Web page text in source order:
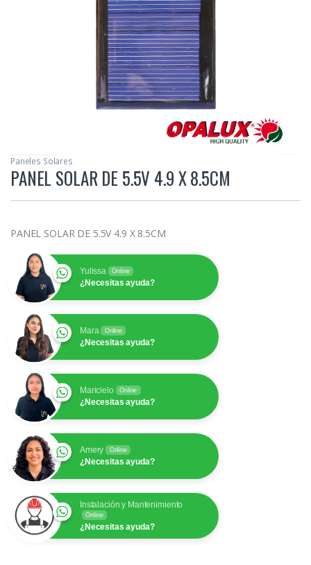
Paneles Solares
PANEL SOLAR DE 5.5V 4.9 X 8.5CM
PANEL SOLAR DE 5.5V 4.9 X 8.5CM
Yulissa Online
¿Necesitas ayuda?
Mara Online
¿Necesitas ayuda?
Maricielo Online
¿Necesitas ayuda?
Amery Online
¿Necesitas ayuda?
Instalación y Mantenimiento
Online
¿Necesitas ayuda?